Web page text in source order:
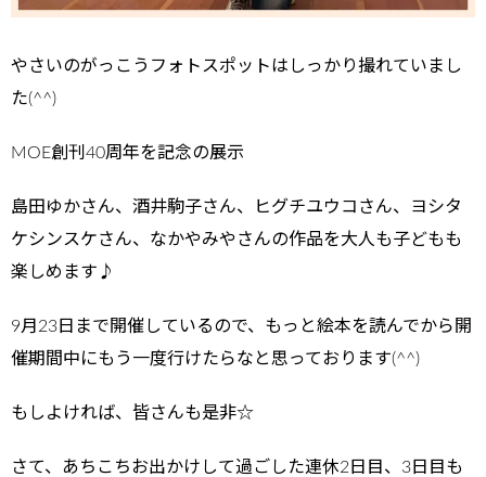
やさいのがっこうフォトスポットはしっかり撮れていまし
た(^^)
MOE創刊40周年を記念の展示
島田ゆかさん、酒井駒子さん、ヒグチユウコさん、ヨシタ
ケシンスケさん、なかやみやさんの作品を大人も子どもも
楽しめます♪
9月23日まで開催しているので、もっと絵本を読んでから開
催期間中にもう一度行けたらなと思っております(^^)
もしよければ、皆さんも是非☆
さて、あちこちお出かけして過ごした連休2日目、3日目も